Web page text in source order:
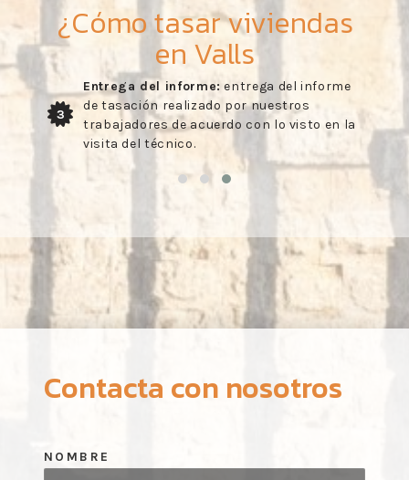
¿Cómo tasar viviendas
en Valls
3
Entrega del informe: entrega del informe
de tasación realizado por nuestros
trabajadores de acuerdo con lo visto en la
visita del técnico.
Contacta con nosotros
NOMBRE